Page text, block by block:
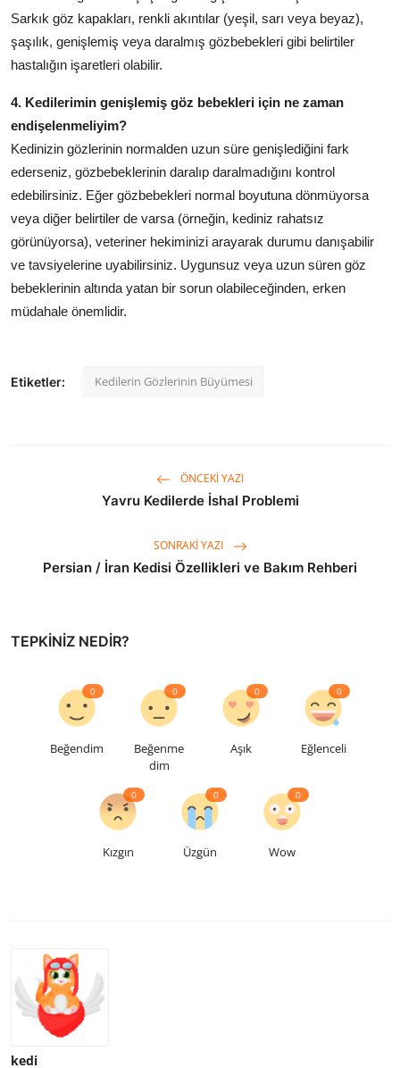
Sarkık göz kapakları, renkli akıntılar (yeşil, sarı veya beyaz),
şaşılık, genişlemiş veya daralmış gözbebekleri gibi belirtiler
hastalığın işaretleri olabilir.
4. Kedilerimin genişlemiş göz bebekleri için ne zaman
endişelenmeliyim?
Kedinizin gözlerinin normalden uzun süre genişlediğini fark
ederseniz, gözbebeklerinin daralıp daralmadığını kontrol
edebilirsiniz. Eğer gözbebekleri normal boyutuna dönmüyorsa
veya diğer belirtiler de varsa (örneğin, kediniz rahatsız
görünüyorsa), veteriner hekiminizi arayarak durumu danışabilir
ve tavsiyelerine uyabilirsiniz. Uygunsuz veya uzun süren göz
bebeklerinin altında yatan bir sorun olabileceğinden, erken
müdahale önemlidir.
Etiketler: Kedilerin Gözlerinin Büyümesi
ÖNCEKI YAZI
Yavru Kedilerde İshal Problemi
SONRAKI YAZI
Persian / İran Kedisi Özellikleri ve Bakım Rehberi
TEPKINIZ NEDIR?
Beğendim
0
Beğenme
dim
0
Aşık
0
Eğlenceli
0
Kızgın
0
Üzgün
0
Wow
0
kedi